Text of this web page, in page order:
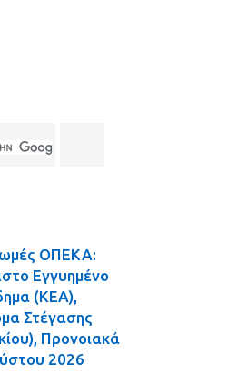
ΟΠΕΚΑ:
Εγγυημένο
(ΚΕΑ),
Στέγασης
Προνοιακά
2026